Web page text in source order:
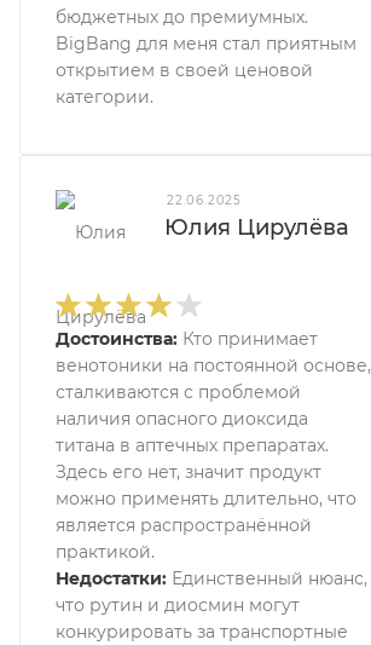
бюджетных до премиумных.
BigBang для меня стал приятным
открытием в своей ценовой
категории.
22.06.2025
Юлия Цирулёва
Достоинства: Кто принимает
венотоники на постоянной основе,
сталкиваются с проблемой
наличия опасного диоксида
титана в аптечных препаратах.
Здесь его нет, значит продукт
можно применять длительно, что
является распространённой
практикой.
Недостатки: Единственный нюанс,
что рутин и диосмин могут
конкурировать за транспортные